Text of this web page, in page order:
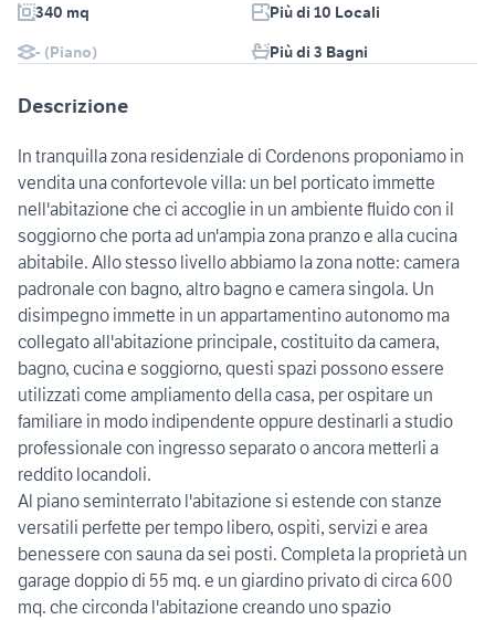
340 mq
Più di 10 Locali
- (Piano)
Più di 3 Bagni
Descrizione
In tranquilla zona residenziale di Cordenons proponiamo in
vendita una confortevole villa: un bel porticato immette
nell'abitazione che ci accoglie in un ambiente fluido con il
soggiorno che porta ad un'ampia zona pranzo e alla cucina
abitabile. Allo stesso livello abbiamo la zona notte: camera
padronale con bagno, altro bagno e camera singola. Un
disimpegno immette in un appartamentino autonomo ma
collegato all'abitazione principale, costituito da camera,
bagno, cucina e soggiorno, questi spazi possono essere
utilizzati come ampliamento della casa, per ospitare un
familiare in modo indipendente oppure destinarli a studio
professionale con ingresso separato o ancora metterli a
reddito locandoli.
Al piano seminterrato l'abitazione si estende con stanze
versatili perfette per tempo libero, ospiti, servizi e area
benessere con sauna da sei posti. Completa la proprietà un
garage doppio di 55 mq. e un giardino privato di circa 600
mq. che circonda l'abitazione creando uno spazio